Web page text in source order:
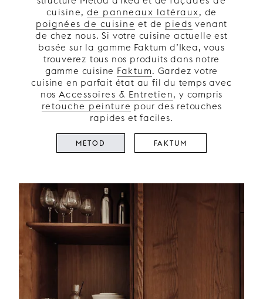
cuisine, de panneaux latéraux, de
poignées de cuisine et de pieds venant
de chez nous. Si votre cuisine actuelle est
basée sur la gamme Faktum d’Ikea, vous
trouverez tous nos produits dans notre
gamme cuisine Faktum. Gardez votre
cuisine en parfait état au fil du temps avec
nos Accessoires & Entretien, y compris
retouche peinture pour des retouches
rapides et faciles.
METOD FAKTUM